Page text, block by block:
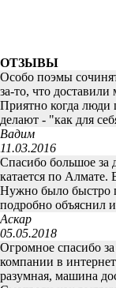
ОТЗЫВЫ
Особо поэмы
за-то, что
Приятно когда люди
делают - "как для
Вадим
11.03.2016
Спасибо большое за
катается по Алмате.
Нужно было быстро
подробно объяснил
Аскар
05.05.2018
Огромное спасибо
компании в
разумная, машина